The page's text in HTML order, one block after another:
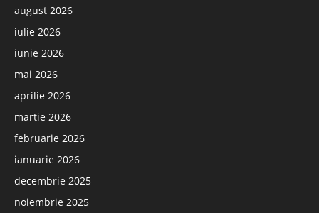
august 2026
iulie 2026
iunie 2026
mai 2026
aprilie 2026
martie 2026
februarie 2026
ianuarie 2026
decembrie 2025
noiembrie 2025